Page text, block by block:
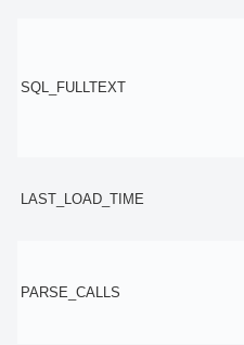
SQL_FULLTEXT
LAST_LOAD_TIME
PARSE_CALLS